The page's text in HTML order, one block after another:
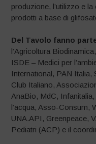
produzione, l’utilizzo e
prodotti a base di
Del Tavolo fanno
l’Agricoltura
ISDE – Medici per
International, PAN Italia,
Club Italiano,
AnaBio, MdC,
l’acqua, Asso-Consum,
UNA.API, Greenpeace,
Pediatri (ACP) e il